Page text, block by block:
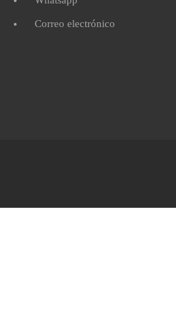
Correo electrónico